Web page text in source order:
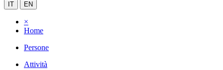
IT EN
×
Home
Persone
Attività